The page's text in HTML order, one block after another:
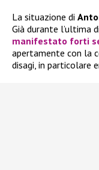
La situazione di
Già durante l’ultima
manifestato forti
apertamente con la
disagi, in particolare